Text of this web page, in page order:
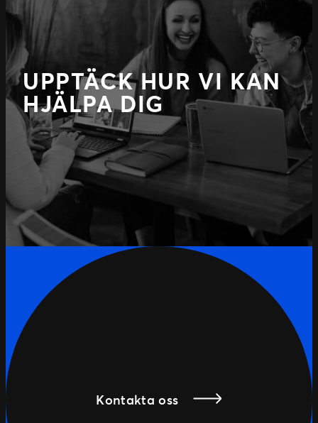
UPPTÄCK HUR VI KAN
HJÄLPA DIG
Kontakta oss